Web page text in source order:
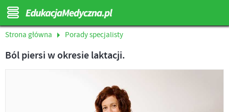
Strona główna Porady specjalisty
Ból piersi w okresie laktacji.